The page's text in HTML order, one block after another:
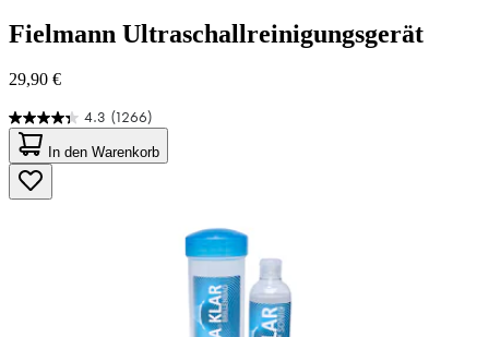
Fielmann Ultraschallreinigungsgerät
29,90 €
4.3 (1266)
4.3
von
5
Sternen.
1266
In den Warenkorb